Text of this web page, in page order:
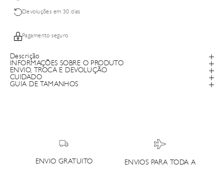
Devoluções em 30 dias
Pagamento seguro
Descrição
INFORMAÇÕES SOBRE O PRODUTO
ENVIO, TROCA E DEVOLUÇÃO
CUIDADO
GUIA DE TAMANHOS
ENVIO GRATUITO
ENVIOS PARA TODA A